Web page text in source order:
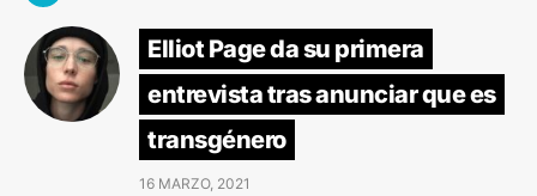
Elliot Page da su primera
entrevista tras anunciar que es
transgénero
16 MARZO, 2021